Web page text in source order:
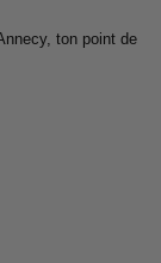
ton point de